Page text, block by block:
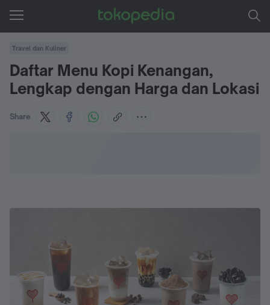
Travel dan Kuliner
Daftar Menu Kopi Kenangan,
Lengkap dengan Harga dan Lokasi
Share